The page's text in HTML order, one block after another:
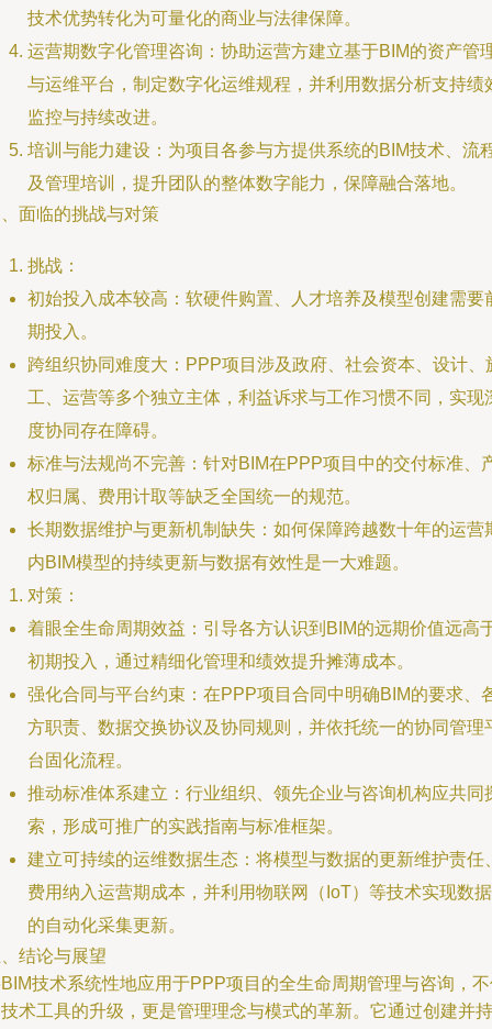
技术优势转化为可量化的商业与法律保障。
运营期数字化管理咨询：协助运营方建立基于BIM的资产管
与运维平台，制定数字化运维规程，并利用数据分析支持绩
监控与持续改进。
培训与能力建设：为项目各参与方提供系统的BIM技术、流
及管理培训，提升团队的整体数字能力，保障融合落地。
面临的挑战与对策
挑战：
初始投入成本较高：软硬件购置、人才培养及模型创建需要
期投入。
跨组织协同难度大：PPP项目涉及政府、社会资本、设计、
工、运营等多个独立主体，利益诉求与工作习惯不同，实现
度协同存在障碍。
标准与法规尚不完善：针对BIM在PPP项目中的交付标准、
权归属、费用计取等缺乏全国统一的规范。
长期数据维护与更新机制缺失：如何保障跨越数十年的运营
内BIM模型的持续更新与数据有效性是一大难题。
对策：
着眼全生命周期效益：引导各方认识到BIM的远期价值远高
初期投入，通过精细化管理和绩效提升摊薄成本。
强化合同与平台约束：在PPP项目合同中明确BIM的要求、
方职责、数据交换协议及协同规则，并依托统一的协同管理
台固化流程。
推动标准体系建立：行业组织、领先企业与咨询机构应共同
索，形成可推广的实践指南与标准框架。
建立可持续的运维数据生态：将模型与数据的更新维护责任
费用纳入运营期成本，并利用物联网（IoT）等技术实现数据
的自动化采集更新。
结论与展望
技术系统性地应用于PPP项目的全生命周期管理与咨询，
术工具的升级，更是管理理念与模式的革新。它通过创建并持